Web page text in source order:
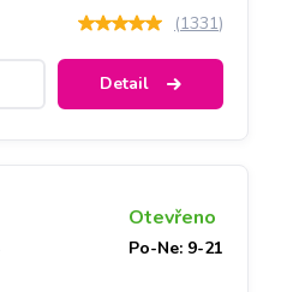
(1331)
Detail
Otevřeno
Po-Ne: 9-21